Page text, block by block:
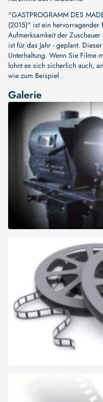
"GASTPROGRAMM DES
(2015)" ist ein hervorragender
Aufmerksamkeit der
ist für das Jahr - geplant.
Unterhaltung. Wenn Sie Filme
lohnt es sich sicherlich auch,
wie zum Beispiel .
Galerie